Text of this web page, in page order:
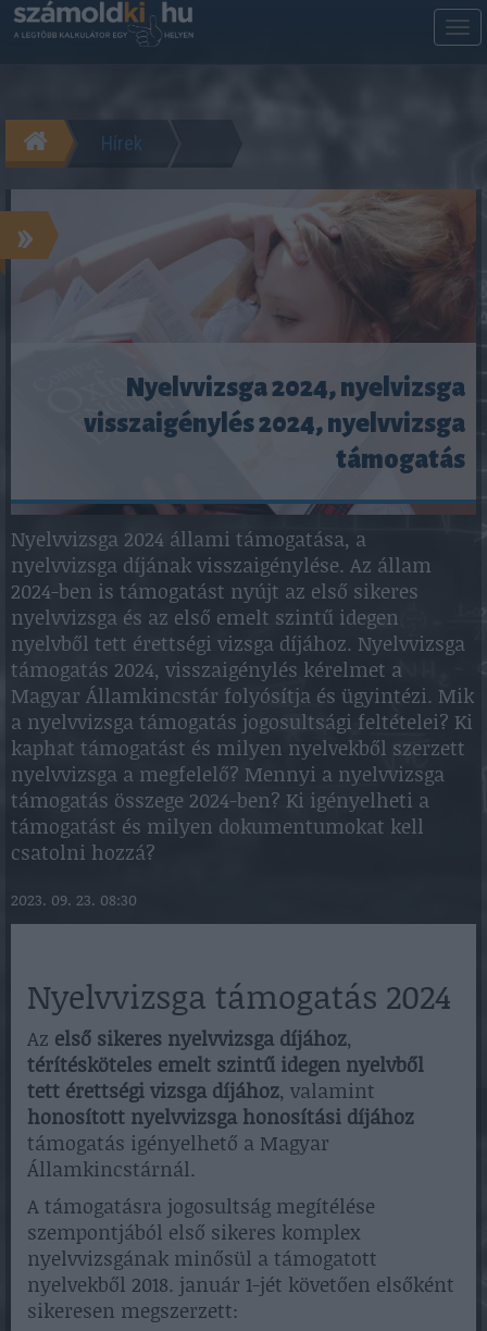
Hírek
»
Nyelvvizsga 2024, nyelvizsga
visszaigénylés 2024, nyelvvizsga
támogatás
Nyelvvizsga 2024 állami támogatása, a
nyelvvizsga díjának visszaigénylése. Az állam
2024-ben is támogatást nyújt az első sikeres
nyelvvizsga és az első emelt szintű idegen
nyelvből tett érettségi vizsga díjához. Nyelvvizsga
támogatás 2024, visszaigénylés kérelmet a
Magyar Államkincstár folyósítja és ügyintézi. Mik
a nyelvvizsga támogatás jogosultsági feltételei? Ki
kaphat támogatást és milyen nyelvekből szerzett
nyelvvizsga a megfelelő? Mennyi a nyelvvizsga
támogatás összege 2024-ben? Ki igényelheti a
támogatást és milyen dokumentumokat kell
csatolni hozzá?
2023. 09. 23. 08:30
Nyelvvizsga támogatás 2024
Az első sikeres nyelvvizsga díjához,
térítésköteles emelt szintű idegen nyelvből
tett érettségi vizsga díjához, valamint
honosított nyelvvizsga honosítási díjához
támogatás igényelhető a Magyar
Államkincstárnál.
A támogatásra jogosultság megítélése
szempontjából első sikeres komplex
nyelvvizsgának minősül a támogatott
nyelvekből 2018. január 1-jét követően elsőként
sikeresen megszerzett: